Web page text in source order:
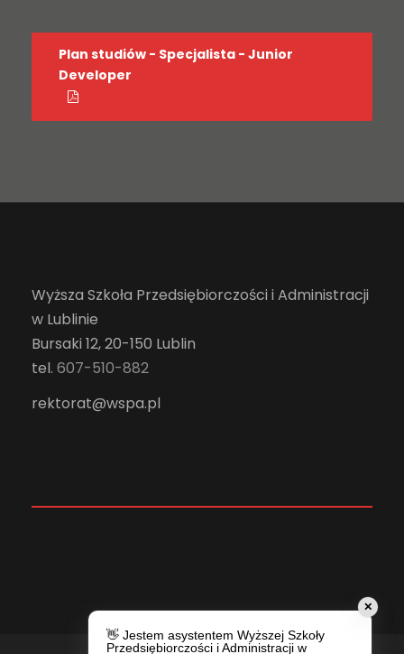
Plan studiów - Specjalista - Junior
Developer
Wyższa Szkoła Przedsiębiorczości i Administracji
w Lublinie
Bursaki 12, 20-150 Lublin
tel. 607-510-882
rektorat@wspa.pl
✕
👋 Jestem asystentem Wyższej Szkoły
Przedsiębiorczości i Administracji w